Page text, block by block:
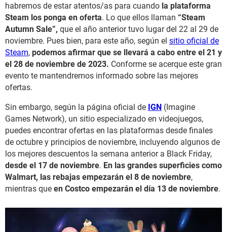
habremos de estar atentos/as para cuando la plataforma
Steam los ponga en oferta. Lo que ellos llaman “Steam
Autumn Sale”, que el año anterior tuvo lugar del 22 al 29 de
noviembre. Pues bien, para este año, según el sitio oficial de
Steam, podemos afirmar que se llevará a cabo entre el 21 y
el 28 de noviembre de 2023. Conforme se acerque este gran
evento te mantendremos informado sobre las mejores
ofertas.
Sin embargo, según la página oficial de IGN (Imagine
Games Network), un sitio especializado en videojuegos,
puedes encontrar ofertas en las plataformas desde finales
de octubre y principios de noviembre, incluyendo algunos de
los mejores descuentos la semana anterior a Black Friday,
desde el 17 de noviembre. En las grandes superficies como
Walmart, las rebajas empezarán el 8 de noviembre,
mientras que en Costco empezarán el día 13 de noviembre.